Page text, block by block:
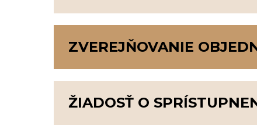
ZVEREJŇOVANIE
ŽIADOSŤ O